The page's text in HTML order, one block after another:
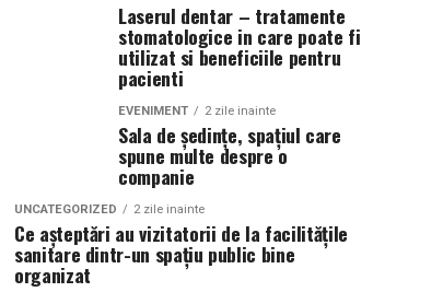
Laserul dentar – tratamente
stomatologice in care poate fi
utilizat si beneficiile pentru
pacienti
EVENIMENT 2 zile inainte
Sala de ședințe, spațiul care
spune multe despre o
companie
UNCATEGORIZED 2 zile inainte
Ce așteptări au vizitatorii de la facilitățile
sanitare dintr-un spațiu public bine
organizat